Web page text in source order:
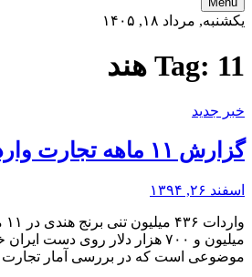
یکشنبه, مرداد ۱۸, ۱۴۰۵
Tag: 11 هند
خبر جدید
گزارش ۱۱ ماهه تجارت وارداتی با هند
اسفند ۲۶, ۱۳۹۴
میلیون و ۷۰۰ هزار دلار روی دست
موضوعی است که در بررسی آمار